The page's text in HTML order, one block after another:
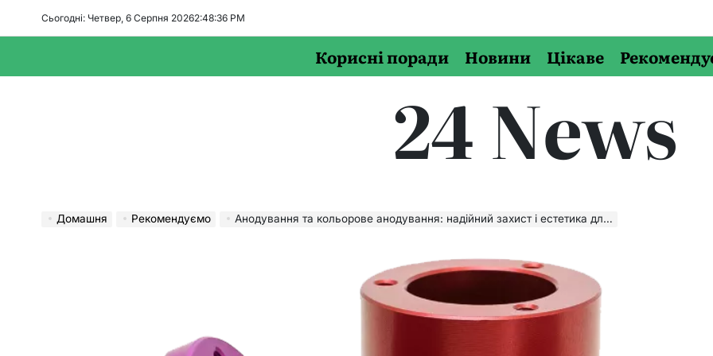
Сьогодні: Четвер, 6 Серпня 20262:48:37 PM
Корисні поради Новини Цікаве
24 News
Домашня Рекомендуємо Анодування та кольорове анодування: надійний захист і естетика для алюмінію